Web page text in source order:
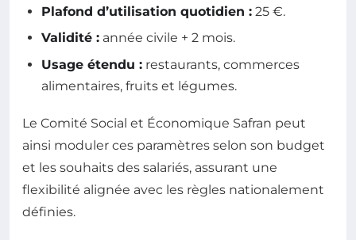
Plafond d’utilisation quotidien : 25 €.
Validité : année civile + 2 mois.
Usage étendu : restaurants, commerces
alimentaires, fruits et légumes.
Le Comité Social et Économique Safran peut
ainsi moduler ces paramètres selon son budget
et les souhaits des salariés, assurant une
flexibilité alignée avec les règles nationalement
définies.